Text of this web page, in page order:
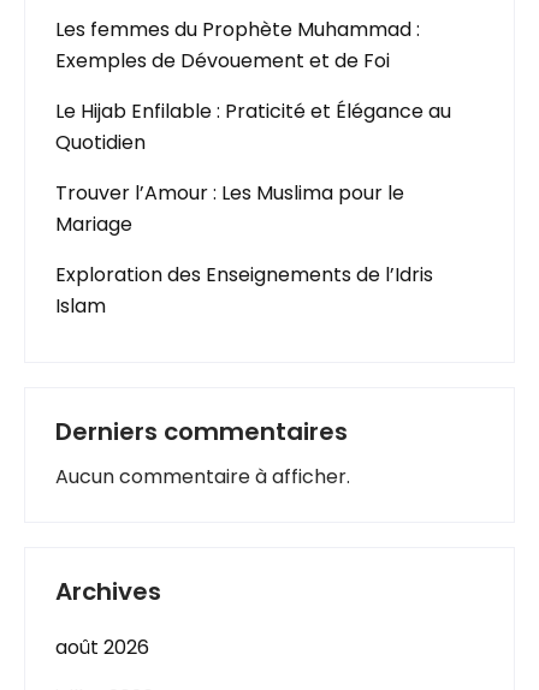
Les femmes du Prophète Muhammad :
Exemples de Dévouement et de Foi
Le Hijab Enfilable : Praticité et Élégance au
Quotidien
Trouver l’Amour : Les Muslima pour le
Mariage
Exploration des Enseignements de l’Idris
Islam
Derniers commentaires
Aucun commentaire à afficher.
Archives
août 2026